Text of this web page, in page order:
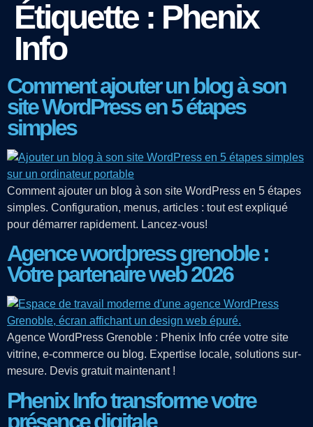
Étiquette : Phenix
Info
Comment ajouter un blog à son
site WordPress en 5 étapes
simples
Comment ajouter un blog à son site WordPress en 5 étapes
simples. Configuration, menus, articles : tout est expliqué
pour démarrer rapidement. Lancez-vous!
Agence wordpress grenoble :
Votre partenaire web 2026
Agence WordPress Grenoble : Phenix Info crée votre site
vitrine, e-commerce ou blog. Expertise locale, solutions sur-
mesure. Devis gratuit maintenant !
Phenix Info transforme votre
présence digitale